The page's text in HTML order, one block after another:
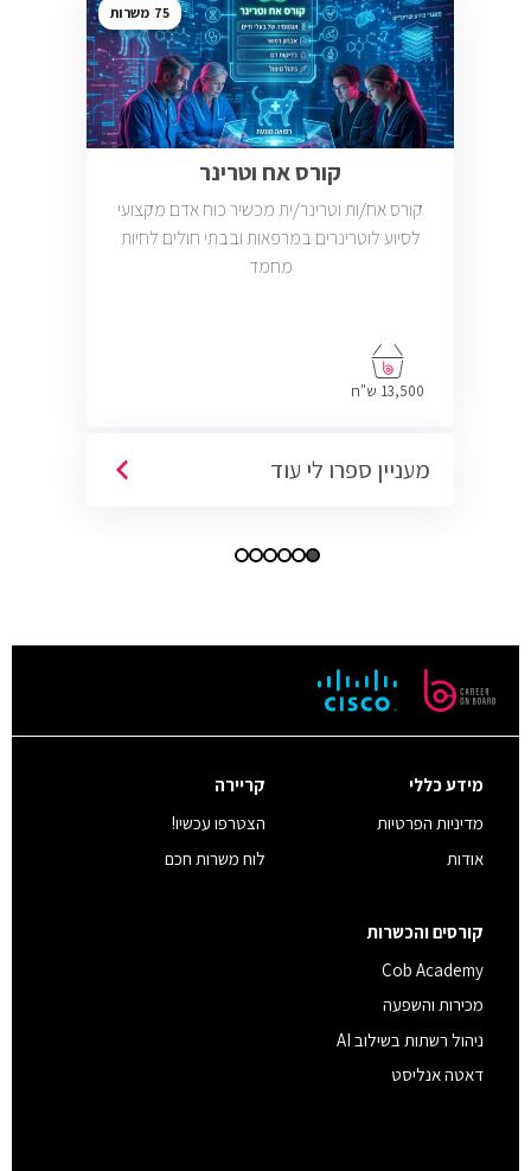
75
קורס אח וטרינר
קורס אח/ות וטרינר/ית מכשיר כוח אדם מקצועי
לסיוע לוטרינרים במרפאות ובבתי חולים לחיות
מחמד
13,500 ש"ח
מעניין ספרו לי עוד
מידע כללי
מדיניות הפרטיות
אודות
קריירה
הצטרפו עכשיו!
לוח משרות חכם
קורסים והכשרות
Cob Academy
מכירות והשפעה
ניהול רשתות בשילוב AI
דאטה אנליסט